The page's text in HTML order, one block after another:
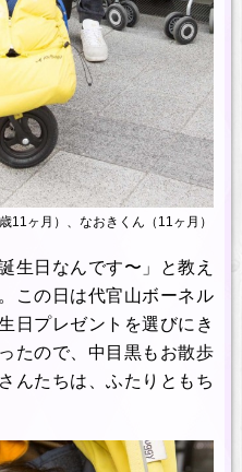
11ヶ月）、なおきくん（11ヶ月）
生日なんです〜」と教え
この日は代官山ボーネル
日プレゼントを選びにき
たので、中目黒もお散歩
んたちは、ふたりともち